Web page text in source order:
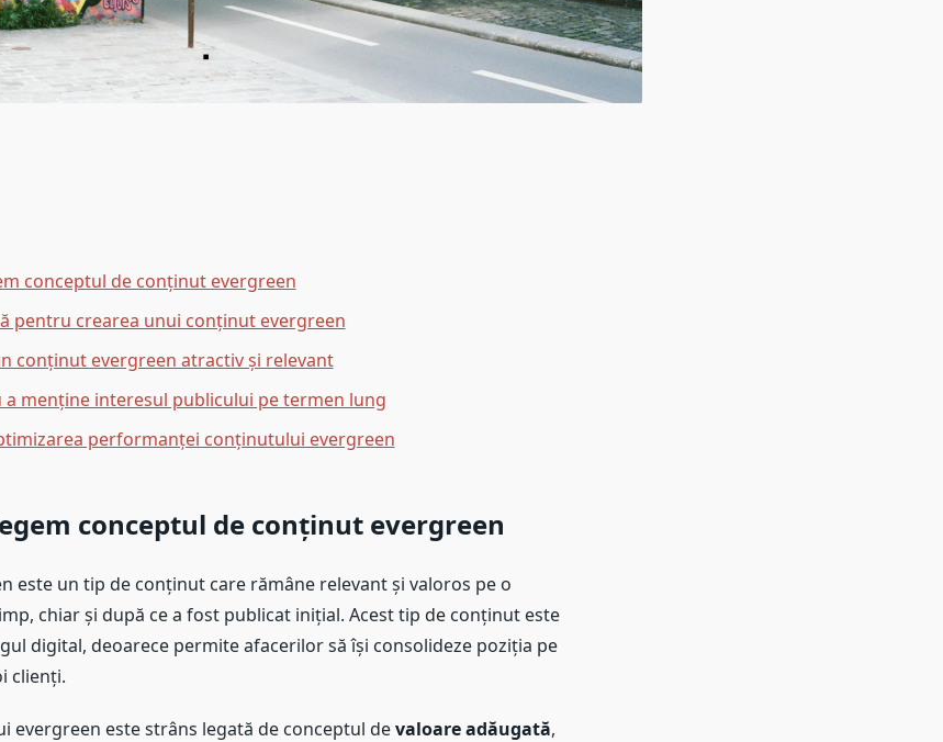
conceptul de conținut evergreen
pentru crearea unui conținut evergreen
conținut evergreen atractiv și relevant
menține interesul publicului pe termen lung
performanței conținutului evergreen
conceptul de conținut evergreen
este un tip de conținut care rămâne relevant și valoros pe o
chiar și după ce a fost publicat inițial. Acest tip de conținut este
digital, deoarece permite afacerilor să își consolideze poziția pe
clienți.
evergreen este strâns legată de conceptul devaloare adăugată,